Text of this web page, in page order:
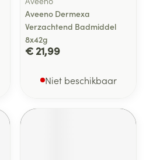
Aveeno Dermexa
Verzachtend Badmiddel
8x42g
€ 21,99
Niet beschikbaar